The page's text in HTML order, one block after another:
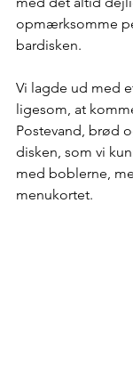
opmærksomme
bardisken.
Vi lagde ud med
ligesom, at
Postevand, brød
disken, som vi
med boblerne,
menukortet.